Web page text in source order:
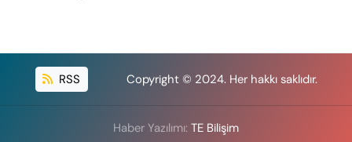
RSS Copyright © 2024. Her hakkı saklıdır.
Haber Yazılımı: TE Bilişim